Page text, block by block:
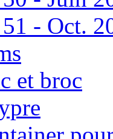
- Oct.
et broc